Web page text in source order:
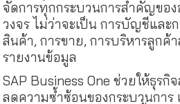
จัดการทุกกระบวนการสำคัญของ
วงจร ไม่ว่าจะเป็น การบัญชีและ
สินค้า, การขาย, การบริหารลูกค้
รายงานข้อมูล
SAP Business One ช่วยให้ธุร
ลดความซ้ำซ้อนของกระบวนกา